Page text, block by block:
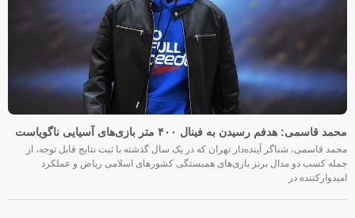
محمد قاسمی: هدفم رسیدن به فینال ۴۰۰ متر بازی‌های آسیایی ناگویاست
محمد قاسمی، شناگر آینده‌دار تهران که در یک سال گذشته با ثبت نتایج قابل توجه، از
جمله کسب دو مدال برنز بازی‌های همبستگی کشورهای اسلامی ریاض و عملکرد
امیدوارکننده در